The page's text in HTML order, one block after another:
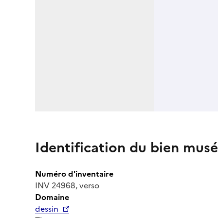
Identification du bien
Numéro d'inventaire
INV 24968, verso
Domaine
dessin